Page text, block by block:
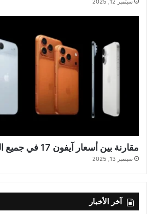
سبتمبر 12, 2025
مقارنة بين أسعار آيفون 17 في جميع الدول العربية
سبتمبر 13, 2025
آخر الأخبار